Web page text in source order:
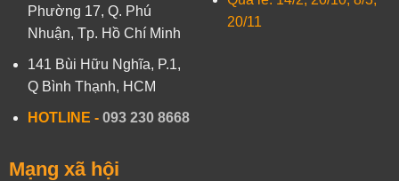
Phường 17, Q. Phú
Nhuận, Tp. Hồ Chí Minh
141 Bùi Hữu Nghĩa, P.1,
Q Bình Thạnh, HCM
HOTLINE - 093 230 8668
20/11
Mạng xã hội